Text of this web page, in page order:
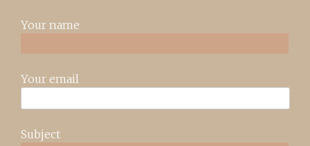
Your name
Your email
Subject